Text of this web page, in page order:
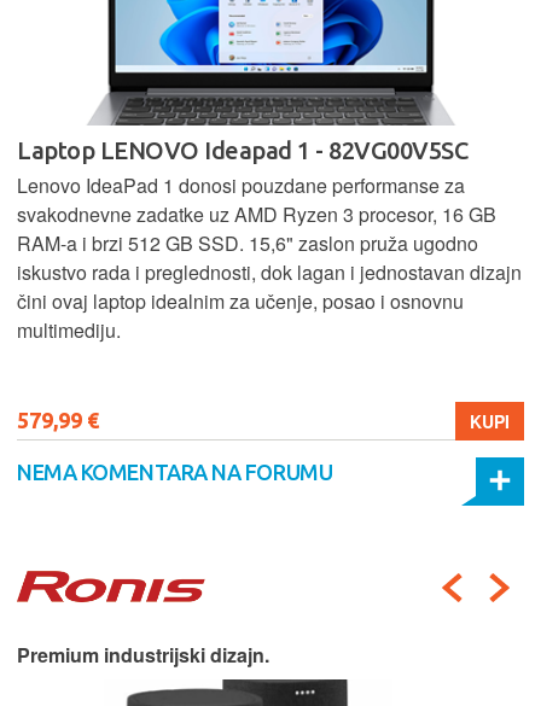
Laptop LENOVO Ideapad 1 - 82VG00V5SC
Lenovo IdeaPad 1 donosi pouzdane performanse za
svakodnevne zadatke uz AMD Ryzen 3 procesor, 16 GB
RAM-a i brzi 512 GB SSD. 15,6" zaslon pruža ugodno
iskustvo rada i preglednosti, dok lagan i jednostavan dizajn
čini ovaj laptop idealnim za učenje, posao i osnovnu
multimediju.
579,99 € KUPI
NEMA KOMENTARA NA FORUMU
Premium industrijski dizajn.